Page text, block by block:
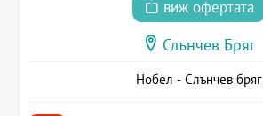
виж офертата
Слънчев Бряг
Нобел - Слънчев бряг